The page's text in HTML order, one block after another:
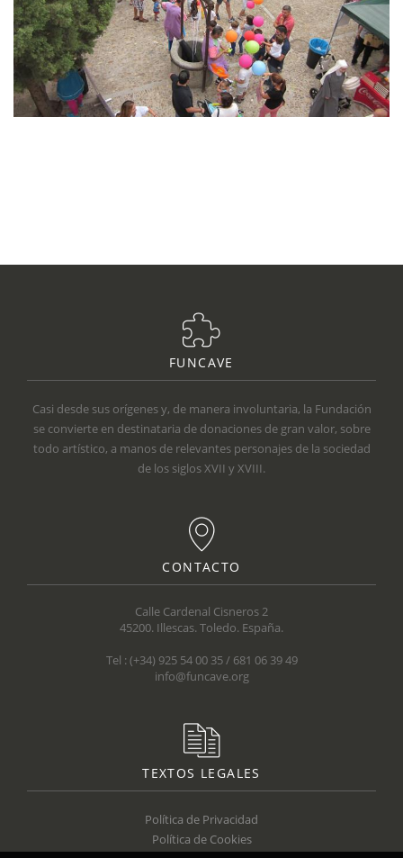
FUNCAVE
Casi desde sus orígenes y, de manera involuntaria, la Fundación
se convierte en destinataria de donaciones de gran valor, sobre
todo artístico, a manos de relevantes personajes de la sociedad
de los siglos XVII y XVIII.
CONTACTO
Calle Cardenal Cisneros 2
45200. Illescas. Toledo. España.
Tel : (+34) 925 54 00 35 / 681 06 39 49
info@funcave.org
TEXTOS LEGALES
Política de Privacidad
Política de Cookies